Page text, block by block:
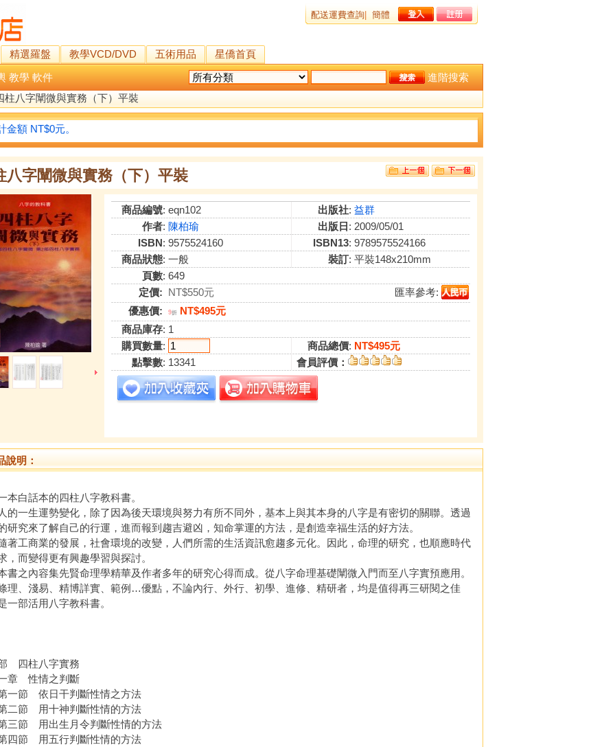
配送運費查詢 簡體
精選羅盤 教學VCD/DVD 五術用品
星僑首頁
教學 軟件
進階搜索
柱八字闡微與實務（下）平裝
額 NT$0元。
八字闡微與實務（下）平裝
商品編號: eqn102 出版社: 益群
作者: 陳柏瑜 出版日 : 2009/05/01
ISBN: 9575524160 ISBN13: 9789575524166
商品狀態: 一般 裝訂: 平裝148x210mm
頁數: 649
定價: NT$550元
匯率參考:
優惠價:
9折 NT$495元
商品庫存: 1
購買數量: 商品總價: NT$495元
點擊數: 13341 會員評價：
說明：
本白話本的四柱八字教科書。
一生運勢變化，除了因為後天環境與努力有所不同外，基本上與其本身的八字是有密切的關聯。透過
研究來了解自己的行運，進而報到趨吉避凶，知命掌運的方法，是創造幸福生活的好方法。
工商業的發展，社會環境的改變，人們所需的生活資訊愈趨多元化。因此，命理的研究，也順應時代
，而變得更有興趣學習與探討。
之內容集先賢命理學精華及作者多年的研究心得而成。從八字命理基礎闡微入門而至八字實預應用。
理、淺易、精博詳實、範例…優點，不論內行、外行、初學、進修、精研者，均是值得再三研閱之佳
一部活用八字教科書。
四柱八字實務
章 性情之判斷
節 依日干判斷性情之方法
節 用十神判斷性情的方法
節 用出生月令判斷性情的方法
節 用五行判斷性情的方法